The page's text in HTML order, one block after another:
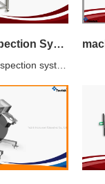
Smart X-ray Inspection System
Ang Smart X-ray inspection system ay malawakang ginagamit sa inspeksyon ng mga produktong meryenda, metal at non-metallic na produkto.Maliban sa metal, ang mga matitigas na dumi gaya ng salamin, bato, buto, atbp. ay maaari ding matukoy. Hindi ito apektado ng packaging, temperatura at halumigmig ng produkto.Ang pinakamahusay na sensitivity ng inspeksyon(walang produkto) ay umaabot sa: SUS 0.5 mm, SUS Wire 0.3*2 mm, Ceramic/Glass 1.5 mm.